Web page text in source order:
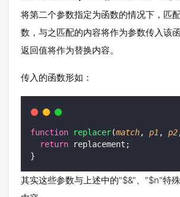
将第二个参数指定为函数的情况下，匹
数，与之匹配的内容将作为参数传入该
返回值将作为替换内容。
传入的函数形如：
function replacer(match, p1 , p2
return replacement;
}
其实这些参数与上述中的"$&"、"$n"特